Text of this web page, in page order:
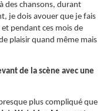
des chansons, durant
je dois avouer que je fais
pendant ces mois de
plaisir quand même mais
de la scène avec une
plus compliqué que